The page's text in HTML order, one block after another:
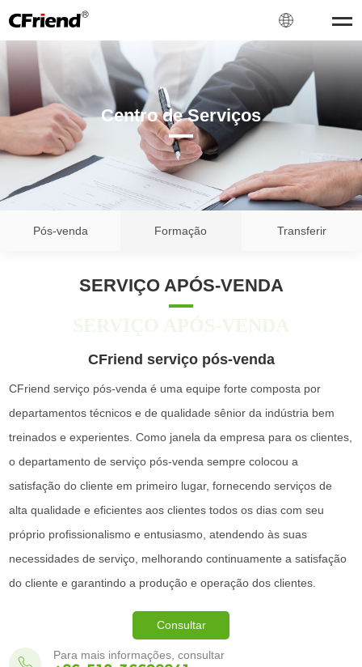
Centro de Serviços
Pós-venda Formação Transferir
SERVIÇO APÓS-VENDA
CFriend serviço pós-venda
CFriend serviço pós-venda é uma equipe forte composta por
departamentos técnicos e de qualidade sênior da indústria bem
treinados e experientes. Como janela da empresa para os clientes,
o departamento de serviço pós-venda sempre colocou a
satisfação do cliente em primeiro lugar, fornecendo serviços de
alta qualidade e eficientes aos clientes todos os dias com seu
próprio profissionalismo e entusiasmo, atendendo às suas
necessidades de serviço, melhorando continuamente a satisfação
do cliente e garantindo a produção e operação dos clientes.
Consultar
Imediatamente
Para mais informações, consultar